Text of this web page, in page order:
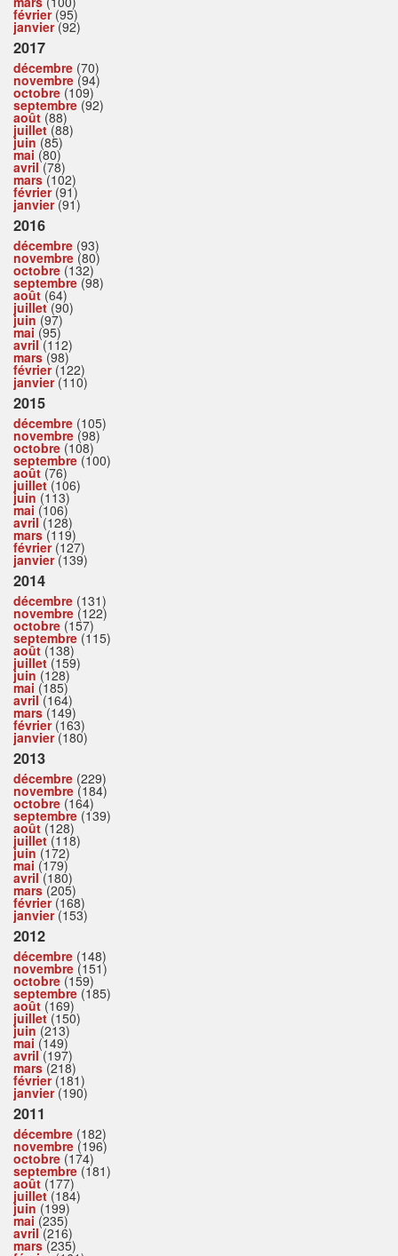
février(95)
janvier(92)
2017
décembre (70)
novembre (94)
octobre (109)
septembre (92)
août (88)
juillet(88)
juin (85)
mai (80)
avril(78)
mars(102)
février(91)
janvier(91)
2016
décembre (93)
novembre (80)
octobre (132)
septembre (98)
août (64)
juillet(90)
juin (97)
mai (95)
avril(112)
mars(98)
février(122)
janvier(110)
2015
décembre (105)
novembre (98)
octobre (108)
septembre (100)
août (76)
juillet(106)
juin (113)
mai (106)
avril(128)
mars(119)
février(127)
janvier(139)
2014
décembre (131)
novembre (122)
octobre (157)
septembre (115)
août (138)
juillet(159)
juin (128)
mai (185)
avril(164)
mars(149)
février(163)
janvier(180)
2013
décembre (229)
novembre (184)
octobre (164)
septembre (139)
août (128)
juillet(118)
juin (172)
mai (179)
avril(180)
mars(205)
février(168)
janvier(153)
2012
décembre (148)
novembre (151)
octobre (159)
septembre (185)
août (169)
juillet(150)
juin (213)
mai (149)
avril(197)
mars(218)
février(181)
janvier(190)
2011
décembre (182)
novembre (196)
octobre (174)
septembre (181)
août (177)
juillet(184)
juin (199)
mai (235)
avril(216)
mars(235)